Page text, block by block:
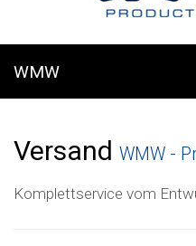
WMW
Versand WMW -
Komplettservice vom